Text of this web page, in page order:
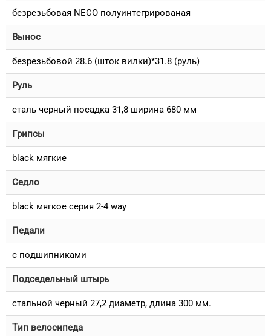
безрезьбовая NECO полуинтегрированая
Вынос
безрезьбовой 28.6 (шток вилки)*31.8 (руль)
Руль
сталь черный посадка 31,8 ширина 680 мм
Грипсы
black мягкие
Седло
black мягкое серия 2-4 way
Педали
с подшипниками
Подседельный штырь
стальной черный 27,2 диаметр, длина 300 мм.
Тип велосипеда